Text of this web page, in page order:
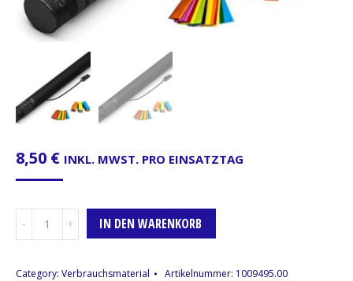
8,50 € INKL. MWST. PRO EINSATZTAG
FX
IN DEN WARENKORB
Category: Verbrauchsmaterial Artikelnummer: 1009495.00